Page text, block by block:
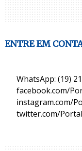
ENTRE EM
WhatsApp: (19)
facebook.com/
instagram.com/
twitter.com/